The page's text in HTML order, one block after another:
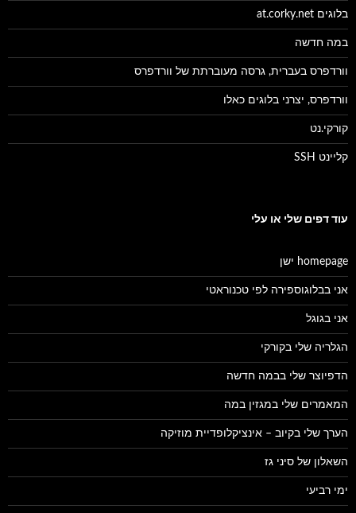
בלוגים at.corky.net
במה חדשה
וורדפרס בעברית, גרסה מעוברתת של וורדפרס
וורדפרס, יצרני בלוגים כאלו
קורקי.נט
קליינט SSH
עוד דפים שלי או עלי
homepage ישן
אני בבלוגוספירה לפי טכנוראטי
אני בגוגל
הגלריה שלי בקורקי
הדפיוצר שלי בבמה חדשה
המאמרים שלי במגזין במה
הערך שלי בקיוב – אינציקלופדיית מוזיקה
השאלון של סיני גז
ימי רביעי